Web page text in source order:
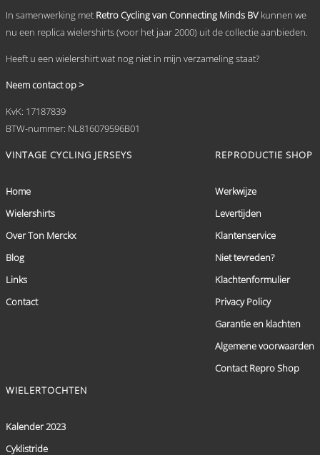
In samenwerking met Retro Cycling van Connecting Minds BV kunnen we
nu een replica wielershirts (voor het jaar 2000) uit de collectie aanbieden.
Heeft u een wielershirt wat nog niet in mijn verzameling staat?
Neem contact op >
KvK: 17187839
BTW-nummer: NL816079596B01
VINTAGE CYCLING JERSEYS
Home
Wielershirts
Over Ton Merckx
Blog
Links
Contact
REPRODUCTIE SHOP
Werkwijze
Levertijden
Klantenservice
Niet tevreden?
Klachtenformulier
Privacy Policy
Garantie en klachten
Algemene voorwaarden
Contact Repro Shop
WIELERTOCHTEN
Kalender 2023
Cyklistride